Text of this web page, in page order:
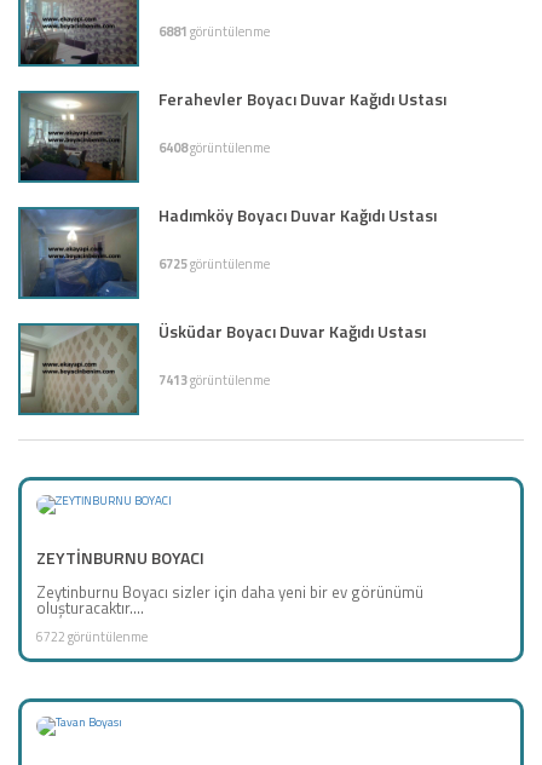
6881görüntülenme
Ferahevler Boyacı Duvar Kağıdı Ustası
6408görüntülenme
Hadımköy Boyacı Duvar Kağıdı Ustası
6725görüntülenme
Üsküdar Boyacı Duvar Kağıdı Ustası
7413görüntülenme
ZEYTİNBURNU BOYACI
Zeytinburnu Boyacı sizler için daha yeni bir ev görünümü
oluşturacaktır....
6722 görüntülenme